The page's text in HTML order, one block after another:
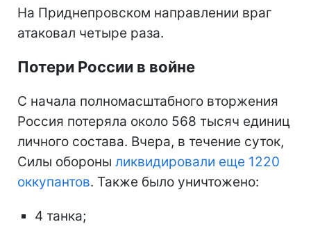
На Приднепровском направлении враг
атаковал четыре раза.
Потери России в войне
С начала полномасштабного вторжения
Россия потеряла около 568 тысяч единиц
личного состава. Вчера, в течение суток,
Силы обороны ликвидировали еще 1220
оккупантов. Также было уничтожено:
4 танка;